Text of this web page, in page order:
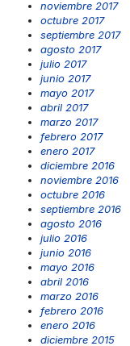
noviembre 2017
octubre 2017
septiembre 2017
agosto 2017
julio 2017
junio 2017
mayo 2017
abril 2017
marzo 2017
febrero 2017
enero 2017
diciembre 2016
noviembre 2016
octubre 2016
septiembre 2016
agosto 2016
julio 2016
junio 2016
mayo 2016
abril 2016
marzo 2016
febrero 2016
enero 2016
diciembre 2015